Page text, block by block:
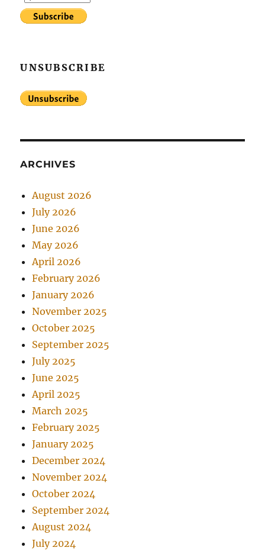
UNSUBSCRIBE
ARCHIVES
August 2026
July 2026
June 2026
May 2026
April 2026
February 2026
January 2026
November 2025
October 2025
September 2025
July 2025
June 2025
April 2025
March 2025
February 2025
January 2025
December 2024
November 2024
October 2024
September 2024
August 2024
July 2024